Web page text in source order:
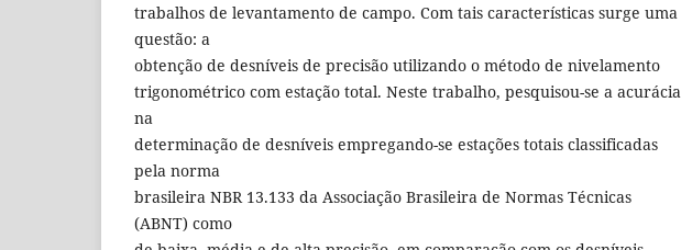
trabalhos de levantamento de campo. Com tais características surge uma
questão: a
obtenção de desníveis de precisão utilizando o método de nivelamento
trigonométrico com estação total. Neste trabalho, pesquisou-se a acurácia
na
determinação de desníveis empregando-se estações totais classificadas
pela norma
brasileira NBR 13.133 da Associação Brasileira de Normas Técnicas
(ABNT) como